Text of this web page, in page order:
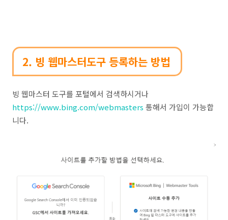
2. 빙 웹마스터도구 등록하는 방법
빙 웹마스터 도구를 포털에서 검색하시거나
https://www.bing.com/webmasters 통해서 가입이 가능합
니다.